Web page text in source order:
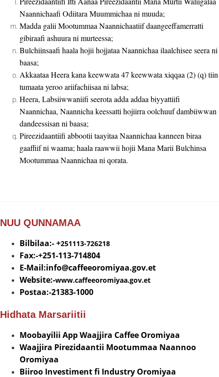
Naannichaafi Odiitara Muummichaa ni muuda;
Madda galii Mootummaa Naannichaatiif daangeeffamerratti
gibiraafi ashuura ni murteessa;
Bulchiinsaafi haala hojii hojjataa Naannichaa ilaalchisee seera ni
baasa;
Akkaataa Heera kana keewwata 47 keewwata xiqqaa (2) (q) tiin
tumaata yeroo ariifachiisaa ni labsa;
Heera, Labsiiwwaniifi seerota adda addaa biyyattiifi
Naannichaa, Naannicha keessatti hojiirra oolchuuf dambiiwwan
dandeessisan ni baasa;
Pireezidaantiifi abbootii taayitaa Naannichaa kanneen biraa
gaaffiif ni waama; haala raawwii hojii Mana Marii Bulchinsa
Mootummaa Naannichaa ni qorata.
NUU QUNNAMAA
Bilbilaa:- +251113-726218
Fax:-+251-113-714804
E-Mail:info@caffeeoromiyaa.gov.et
Website:-www.caffeeoromiyaa.gov.et
Postaa:-21383-1000
Hidhata Marsariitii
Moobayilii App Waajjira Caffee Oromiyaa
Waajjira Pirezidaantii Mootummaa Naannoo
Oromiyaa
Biiroo Investiment fi Industry Oromiyaa